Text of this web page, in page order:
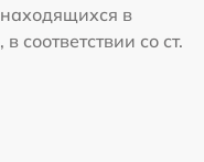
в
соответствии со ст.